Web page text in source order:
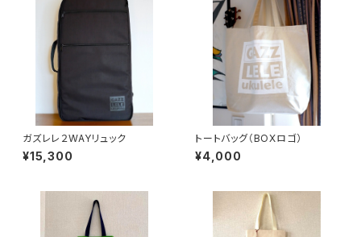
ガズレレ２WAYリュック
¥15,300
トートバッグ（BOXロゴ）
¥4,000